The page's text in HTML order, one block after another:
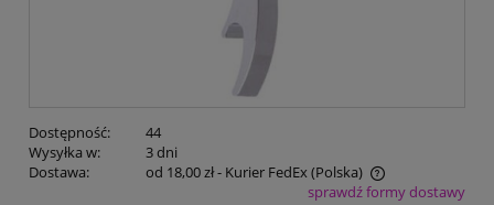
Dostępność:
44
Wysyłka w:
3 dni
Dostawa:
od 18,00 zł- Kurier FedEx(Polska)
Cena nie zawiera ewentualnych kosztów płatnościsprawdź formy dostawy